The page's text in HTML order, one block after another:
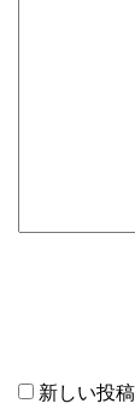
新しい投